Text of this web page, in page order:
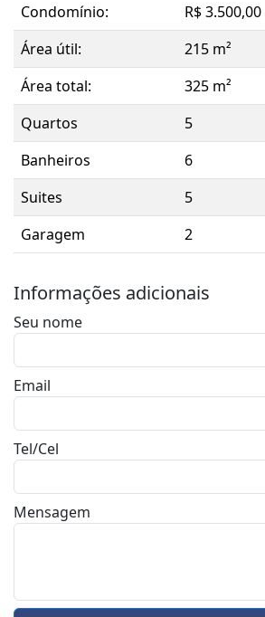
Condomínio:
R$ 3.500,00
Área útil:
215 m²
Área total:
325 m²
Quartos
5
Banheiros
6
Suites
5
Garagem
2
Informações adicionais
Seu nome
Email
Tel/Cel
Mensagem